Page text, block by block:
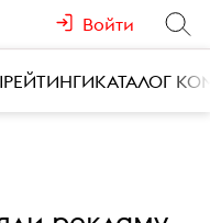
Войти
РЕЙТИНГИКАТАЛОГ